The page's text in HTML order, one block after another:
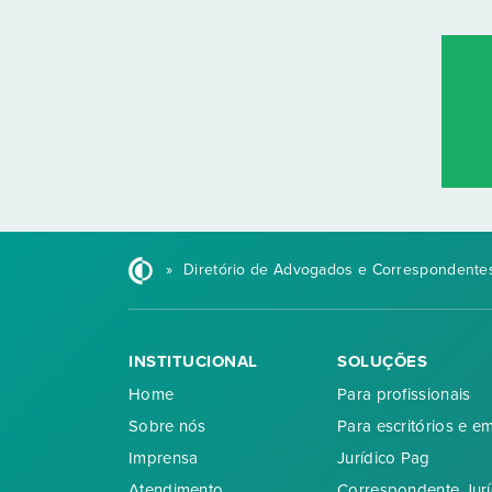
» Diretório de Advogados e
INSTITUCIONAL
Home
Sobre nós
Imprensa
SOLUÇÕES
Para profissionais
Para escritórios e
Jurídico Pag